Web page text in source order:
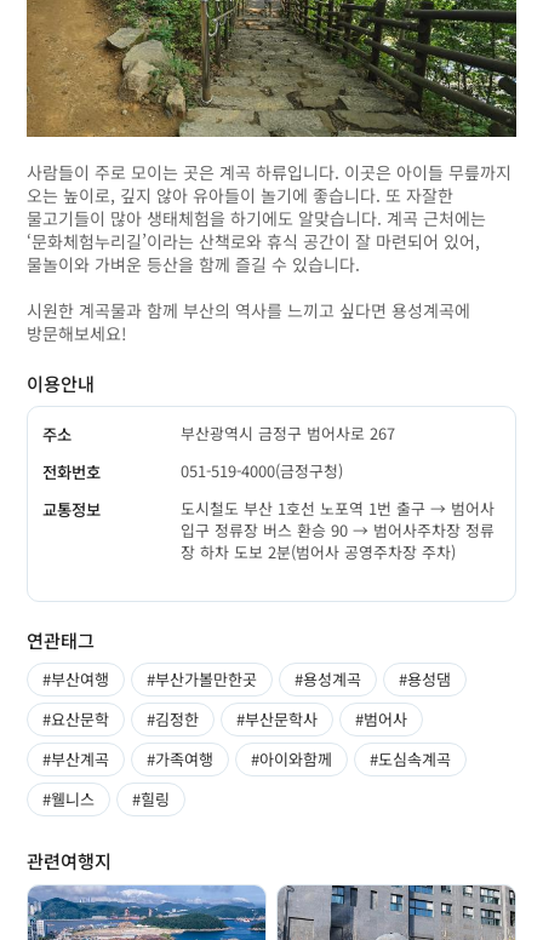
사람들이 주로 모이는 곳은 계곡 하류입니다. 이곳은 아이들 무릎까지
오는 높이로, 깊지 않아 유아들이 놀기에 좋습니다. 또 자잘한
물고기들이 많아 생태체험을 하기에도 알맞습니다. 계곡 근처에는
‘문화체험누리길’이라는 산책로와 휴식 공간이 잘 마련되어 있어,
물놀이와 가벼운 등산을 함께 즐길 수 있습니다.
시원한 계곡물과 함께 부산의 역사를 느끼고 싶다면 용성계곡에
방문해보세요!
이용안내
주소
부산광역시 금정구 범어사로 267
전화번호
051-519-4000(금정구청)
교통정보
도시철도 부산 1호선 노포역 1번 출구 → 범어사
입구 정류장 버스 환승 90 → 범어사주차장 정류
장 하차 도보 2분(범어사 공영주차장 주차)
연관태그
#부산여행 #부산가볼만한곳 #용성계곡
#용성댐
#요산문학
#김정한 #부산문학사
#범어사
#부산계곡
#가족여행 #아이와함께
#도심속계곡
#웰니스
#힐링
관련여행지